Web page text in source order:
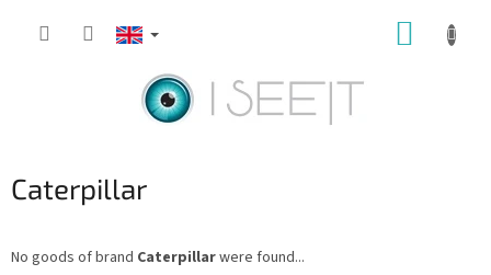
Caterpillar
No goods of brand Caterpillarwere found...